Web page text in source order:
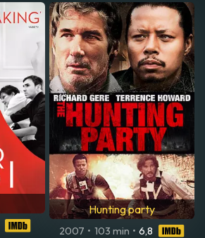
Hunting party
2007 • 103 min • 6,8